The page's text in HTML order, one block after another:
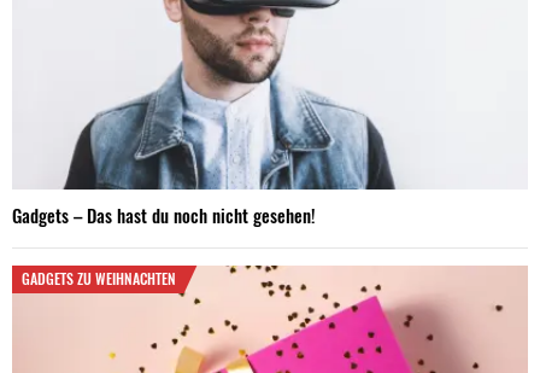
Gadgets – Das hast du noch nicht gesehen!
GADGETS ZU WEIHNACHTEN